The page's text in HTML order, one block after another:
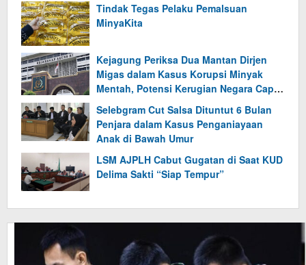
Tindak Tegas Pelaku Pemalsuan
MinyaKita
Kejagung Periksa Dua Mantan Dirjen
Migas dalam Kasus Korupsi Minyak
Mentah, Potensi Kerugian Negara Capai
Selebgram Cut Salsa Dituntut 6 Bulan
Penjara dalam Kasus Penganiayaan
Anak di Bawah Umur
LSM AJPLH Cabut Gugatan di Saat KUD
Delima Sakti “Siap Tempur”